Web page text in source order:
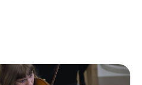
100
ülikool